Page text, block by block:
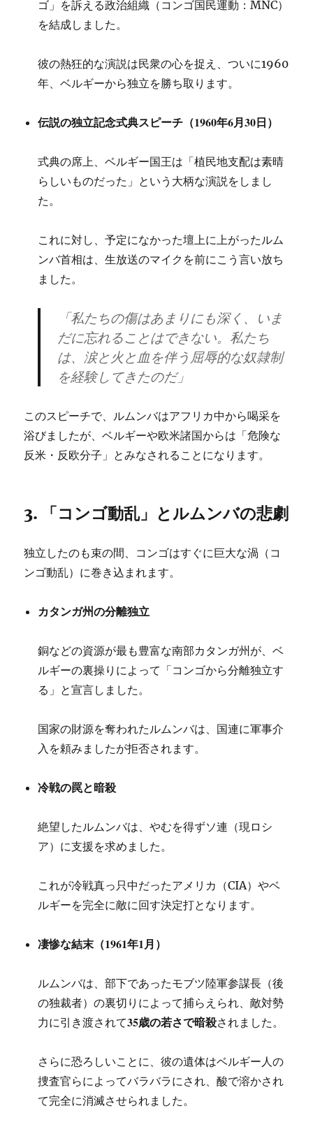
ゴ」を訴える政治組織（コンゴ国民運動：MNC）
を結成しました。
彼の熱狂的な演説は民衆の心を捉え、ついに1960
年、ベルギーから独立を勝ち取ります。
伝説の独立記念式典スピーチ（1960年6月30日）
式典の席上、ベルギー国王は「植民地支配は素晴
らしいものだった」という大柄な演説をしまし
た。
これに対し、予定になかった壇上に上がったルム
ンバ首相は、生放送のマイクを前にこう言い放ち
ました。
「私たちの傷はあまりにも深く、いま
だに忘れることはできない。私たち
は、涙と火と血を伴う屈辱的な奴隷制
を経験してきたのだ」
このスピーチで、ルムンバはアフリカ中から喝采を
浴びましたが、ベルギーや欧米諸国からは「危険な
反米・反欧分子」とみなされることになります。
3. 「コンゴ動乱」とルムンバの悲劇
独立したのも束の間、コンゴはすぐに巨大な渦（コ
ンゴ動乱）に巻き込まれます。
カタンガ州の分離独立
銅などの資源が最も豊富な南部カタンガ州が、ベ
ルギーの裏操りによって「コンゴから分離独立す
る」と宣言しました。
国家の財源を奪われたルムンバは、国連に軍事介
入を頼みましたが拒否されます。
冷戦の罠と暗殺
絶望したルムンバは、やむを得ずソ連（現ロシ
ア）に支援を求めました。
これが冷戦真っ只中だったアメリカ（CIA）やベ
ルギーを完全に敵に回す決定打となります。
凄惨な結末（1961年1月）
ルムンバは、部下であったモブツ陸軍参謀長（後
の独裁者）の裏切りによって捕らえられ、敵対勢
力に引き渡されて35歳の若さで暗殺されました。
さらに恐ろしいことに、彼の遺体はベルギー人の
捜査官らによってバラバラにされ、酸で溶かされ
て完全に消滅させられました。